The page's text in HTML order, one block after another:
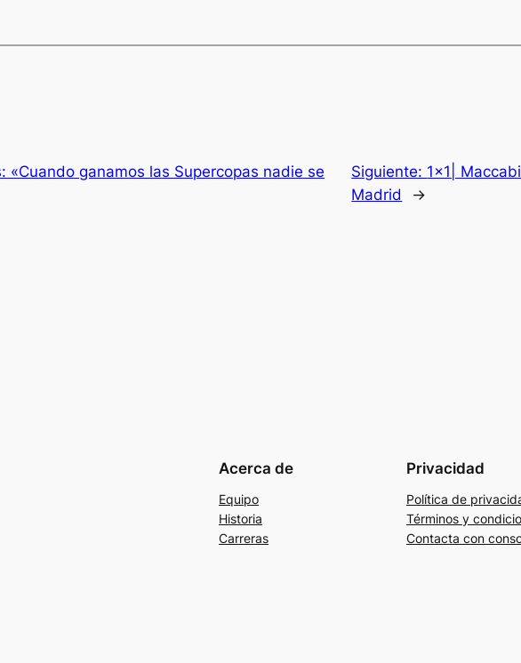
«Cuando ganamos las Supercopas nadie se
Siguiente: 1×1|
Madrid
→
Acerca de
Equipo
Historia
Carreras
Privacidad
Política de
Términos y
Contacta con